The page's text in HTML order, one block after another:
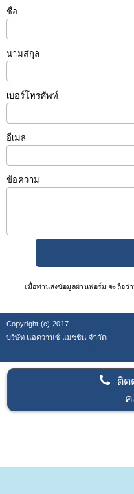
ชื่อ
นามสกุล
เบอร์โทรศัพท์
อีเมล
ข้อความ
เมื่อท่านส่งข้อมูลผ่านฟอร์ม จะถือว่
Copyright (c) 2017
บริษัท แอดวานซ์ แมชชีน จำกัด
ติ
ค